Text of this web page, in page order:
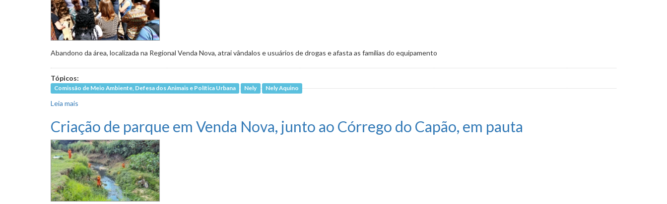
Abandono da área, localizada na Regional Venda Nova, atrai vândalos e usuários de drogas e afasta as famílias do equipamento
Tópicos:
Comissão de Meio Ambiente, Defesa dos Animais e Política Urbana Nely Nely Aquino
Leia mais
Criação de parque em Venda Nova, junto ao Córrego do Capão, em pauta